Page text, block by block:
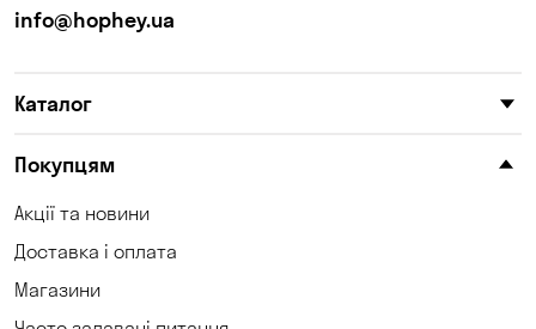
info@hophey.ua
Каталог
Покупцям
Акції та новини
Доставка і оплата
Магазини